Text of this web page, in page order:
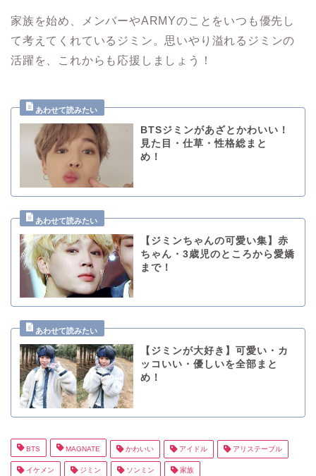
家族を始め、メンバーやARMYのことをいつも優先し
て考えてくれているジミン。思いやり溢れるジミンの
活躍を、これからも応援しましょう！
BTSジミンがあざとかわいい！
見た目・仕草・性格総まと
め！
【ジミンちゃんの可愛い集】赤
ちゃん・3歳児のところから愛嬌
まで！
【ジミンが大好き】可愛い・カ
ッコいい・優しいを全部まと
め！
BTS MAGNATE かわいい アイドル アリステーブル
イケメン ジミン ソンミン 家族